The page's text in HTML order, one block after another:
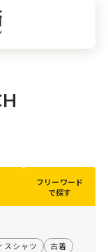
フリーワード
で探す
スシャツ
古着